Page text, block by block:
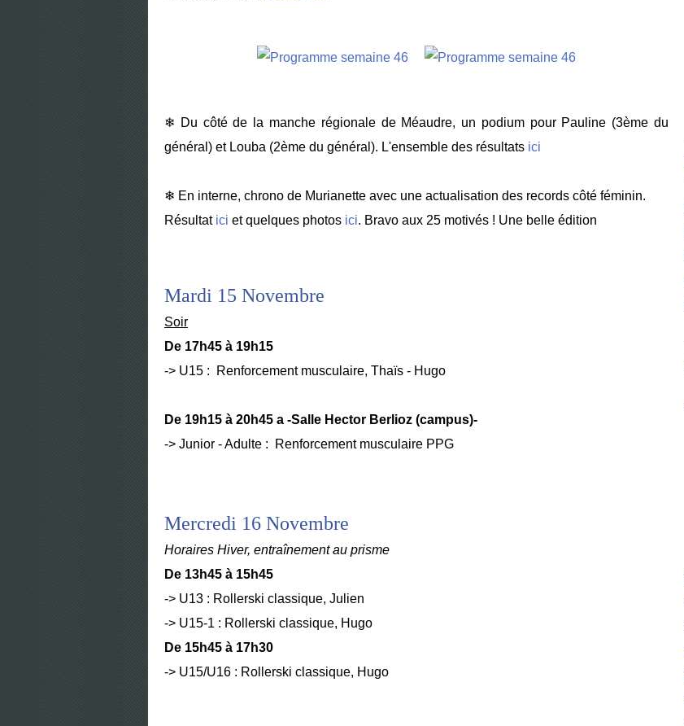
❄ Du côté de la manche régionale de Méaudre, un podium pour Pauline (3ème du
général) et Louba (2ème du général). L'ensemble des résultats ici
❄ En interne, chrono de Murianette avec une actualisation des records côté féminin.
Résultat ici et quelques photos ici. Bravo aux 25 motivés ! Une belle édition
Mardi 15 Novembre
Soir
De 17h45 à 19h15
-> U15 : Renforcement musculaire, Thaïs - Hugo
De 19h15 à 20h45 a -Salle Hector Berlioz (campus)-
-> Junior - Adulte : Renforcement musculaire PPG
Mercredi 16 Novembre
Horaires Hiver, entraînement au prisme
De 13h45 à 15h45
-> U13 : Rollerski classique, Julien
-> U15-1 : Rollerski classique, Hugo
De 15h45 à 17h30
-> U15/U16 : Rollerski classique, Hugo